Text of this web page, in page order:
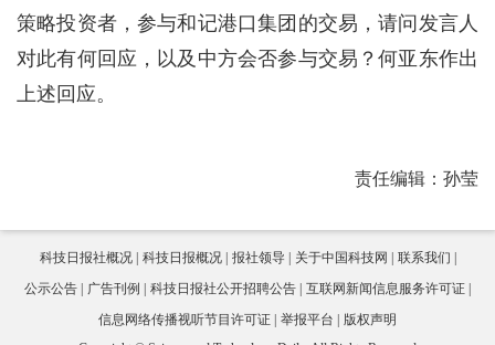
策略投资者，参与和记港口集团的交易，请问发言人
对此有何回应，以及中方会否参与交易？何亚东作出
上述回应。
责任编辑：孙莹
科技日报社概况 科技日报概况 报社领导 关于中国科技网
联系我们
公示公告
广告刊例 科技日报社公开招聘公告
互联网新闻信息服务许可证
信息网络传播视听节目许可证
举报平台
版权声明